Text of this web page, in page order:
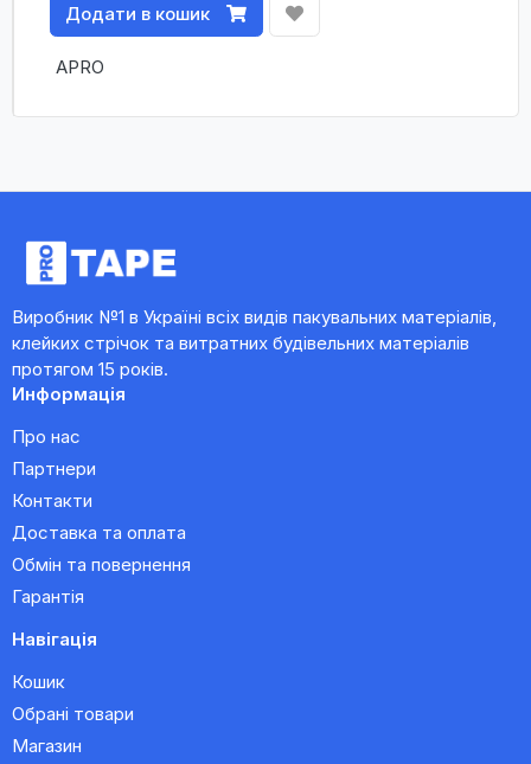
Додати в кошик
APRO
Виробник №1 в Україні всіх видів пакувальних матеріалів,
клейких стрічок та витратних будівельних матеріалів
протягом 15 років.
Информація
Про нас
Партнери
Контакти
Доставка та оплата
Обмін та повернення
Гарантія
Навігація
Кошик
Обрані товари
Магазин